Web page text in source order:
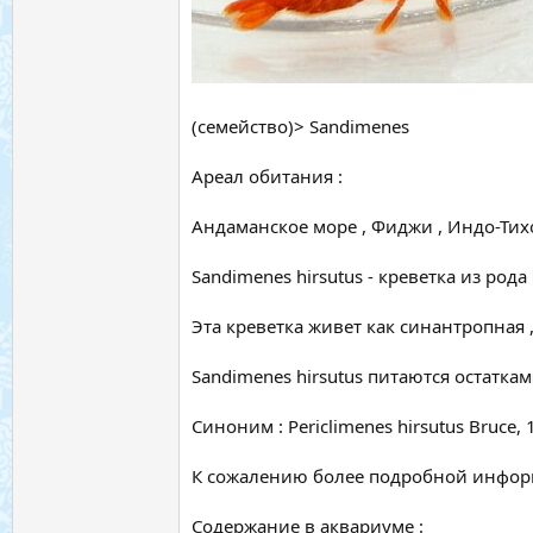
(семейство)> Sandimenes
Ареал обитания :
Андаманское море , Фиджи , Индо-
Sandimenes hirsutus - креветка из
Эта креветка живет как
Sandimenes hirsutus питаются
Синоним : Periclimenes hirsutus Bruce,
К сожалению более подробной
Содержание в аквариуме :